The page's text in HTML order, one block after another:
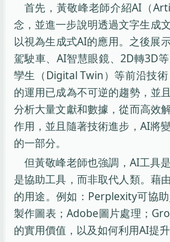
首先，黃敬峰老師介紹AI（
念，並進一步說明透過文字生成
以視為生成式AI的應用。之後展
駕駛車、AI智慧眼鏡、2D轉3D
孿生（Digital Twin）等前沿技
的運用已成為不可逆的趨勢，並
分析大量文獻和數據，從而高效
作用，並且隨著技術進步，AI將
的一部分。
但黃敬峰老師也強調，AI工具
是協助工具，而非取代人類。藉
的用途。例如：Perplexity可協
製作圖表；Adobe圖片處理；
的實用價值，以及如何利用AI提